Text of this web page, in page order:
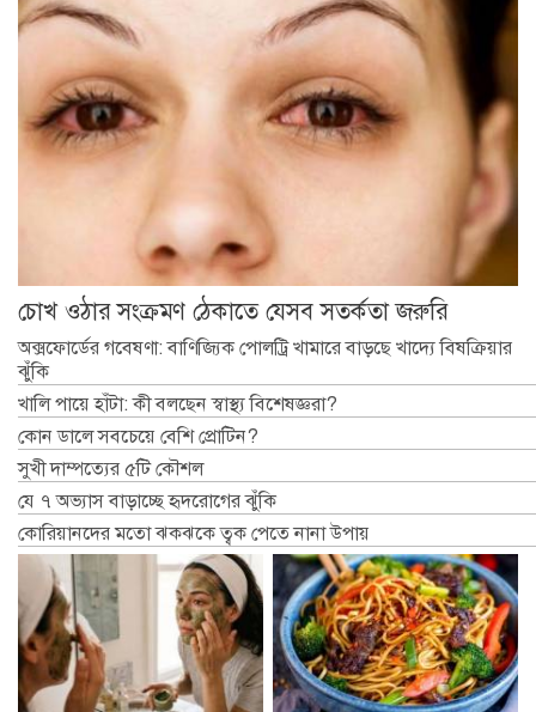
চোখ ওঠার সংক্রমণ ঠেকাতে যেসব সতর্কতা জরুরি
অক্সফোর্ডের গবেষণা: বাণিজ্যিক পোলট্রি খামারে বাড়ছে খাদ্যে বিষক্রিয়ার
ঝুঁকি
খালি পায়ে হাঁটা: কী বলছেন স্বাস্থ্য বিশেষজ্ঞরা?
কোন ডালে সবচেয়ে বেশি প্রোটিন?
সুখী দাম্পত্যের ৫টি কৌশল
যে ৭ অভ্যাস বাড়াচ্ছে হৃদরোগের ঝুঁকি
কোরিয়ানদের মতো ঝকঝকে ত্বক পেতে নানা উপায়